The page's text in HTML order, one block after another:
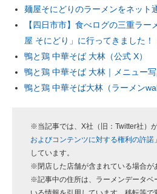
麺屋そにどりのラーメンをネット
【四日市市】食べログの三重ラ
屋 そにどり」に行ってきました！
鴨と鶏 中華そば 大林（公式 X）
鴨と鶏 中華そば 大林｜メニュー写
鴨と鶏 中華そば大林（ラーメン
※当記事では、X社（旧：Twitter社）
およびコンテンツに対する権利の許諾
しています。
※閉店した店舗が含まれている場合が
※記事中の住所は、ラーメンデータベ